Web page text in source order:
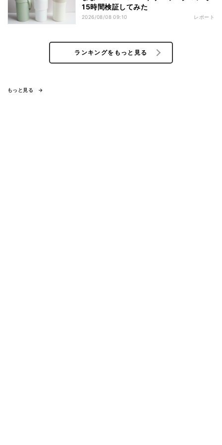
15時間検証してみた
2026/08/08 09:10 レポート
ランキングをもっと見る
もっと見る